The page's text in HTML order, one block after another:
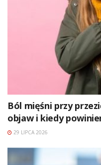
Ból mięśni przy
objaw i kiedy
29 LIPCA 2026